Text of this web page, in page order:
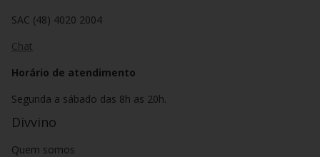
SAC (48) 4020 2004
Chat
Horário de atendimento
Segunda a sábado das 8h as 20h.
Divvino
Quem somos